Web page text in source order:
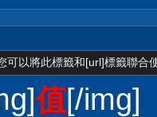
可以將此標籤和[url]標籤聯合
值[/img]